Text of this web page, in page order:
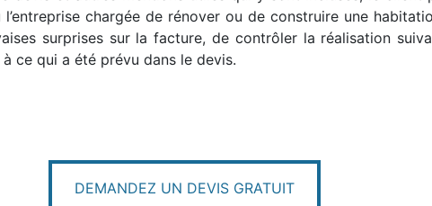
chargée de rénover ou de construire une
surprises sur la facture, de contrôler la réalisation
ce qui a été prévu dans le devis.
DEMANDEZ UN DEVIS GRATUIT